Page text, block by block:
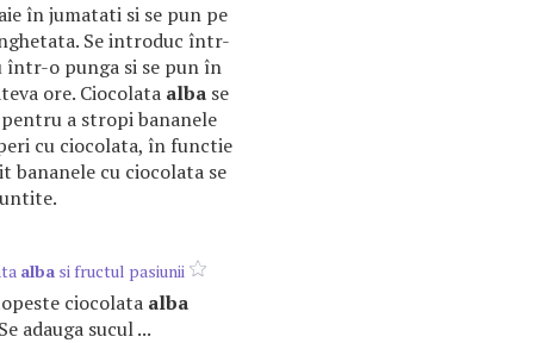
în jumatati si se pun pe
Se introduc într-
într-o punga si se pun în
ore. Ciocolata alba se
a stropi bananele
cu ciocolata, în functie
bananele cu ciocolata se
alba si fructul pasiunii
ciocolata alba
adauga sucul ...